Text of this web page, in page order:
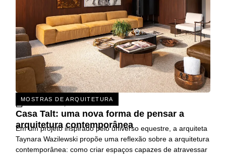
MOSTRAS DE ARQUITETURA
31 DE JULHO, 2026
Casa Talt: uma nova forma de pensar a
arquitetura contemporânea
Em um projeto inspirado pelo universo equestre, a arquiteta
Taynara Wazilewski propõe uma reflexão sobre a arquitetura
contemporânea: como criar espaços capazes de atravessar